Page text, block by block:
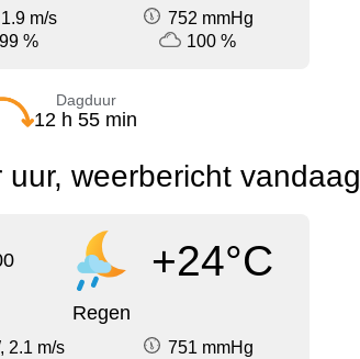
m/s
752 mmHg
99 %
100 %
Dagduur
12 h 55 min
weerbericht vandaag
+24°C
Regen
2.1 m/s
751 mmHg